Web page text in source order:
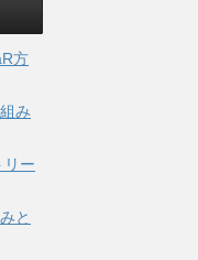
方
み
リー
と